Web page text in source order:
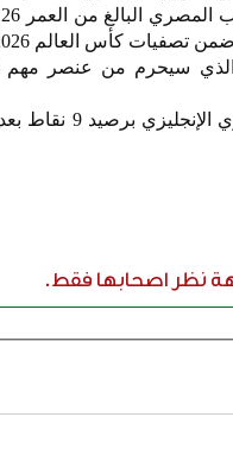
تصفيات كأس العالم 2026.
سيحرم من عنصر مهم
نظر اصحابها فقط.